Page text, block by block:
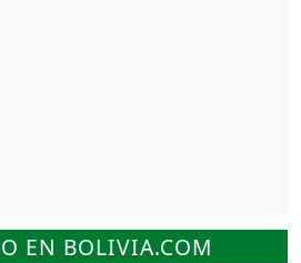
EN BOLIVIA.COM